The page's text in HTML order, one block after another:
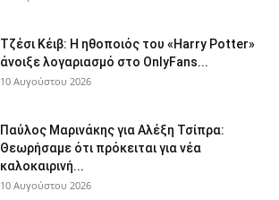
Τζέσι Κέιβ: Η ηθοποιός του «Harry Potter»
άνοιξε λογαριασμό στο OnlyFans...
10 Αυγούστου 2026
Παύλος Μαρινάκης για Αλέξη Τσίπρα:
Θεωρήσαμε ότι πρόκειται για νέα
καλοκαιρινή...
10 Αυγούστου 2026